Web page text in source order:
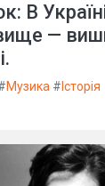
В
—
Музика # Історія